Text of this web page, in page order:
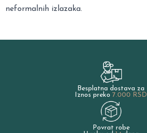
neformalnih izlazaka.
Besplatna dostava za
Iznos preko 7.000 RSD
Povrat robe